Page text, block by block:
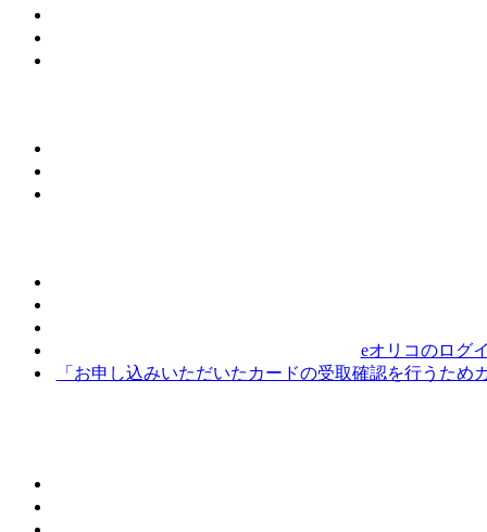
eオリコのログ
「お申し込みいただいたカードの受取確認を行うた